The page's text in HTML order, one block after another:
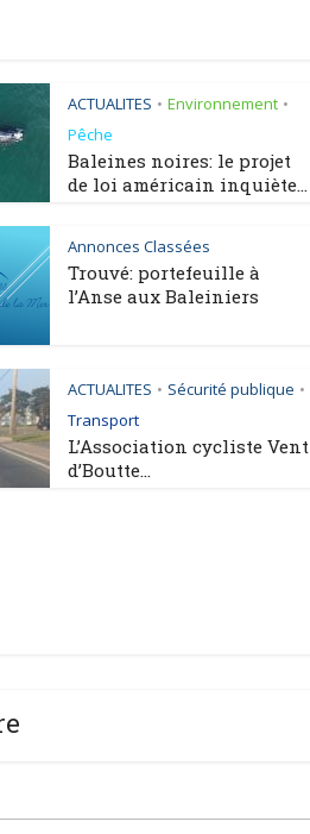
ACTUALITES • Environnement •
Pêche
Baleines noires: le projet
de loi américain inquiète...
Annonces Classées
Trouvé: portefeuille à
l’Anse aux Baleiniers
ACTUALITES • Sécurité publique •
Transport
L’Association cycliste Vent
d’Boutte...